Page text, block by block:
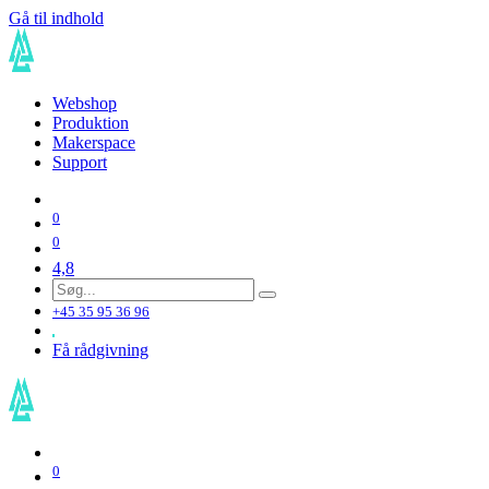
Gå til indhold
Webshop
Produktion
Makerspace
Support
0
0
4,8
+45 35 95 36 96
Få rådgivning
0